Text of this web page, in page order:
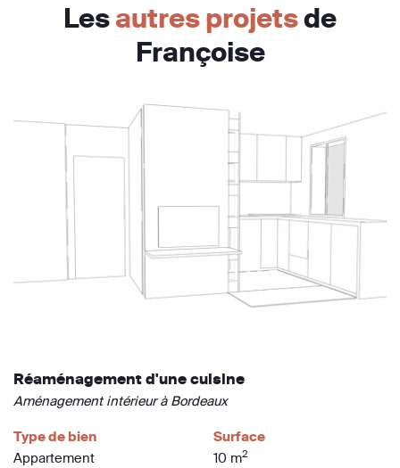
Lesautres projetsde
Françoise
Réaménagement d'une cuisine
Aménagement intérieur à Bordeaux
Type de bien
Appartement
Surface
10 m2